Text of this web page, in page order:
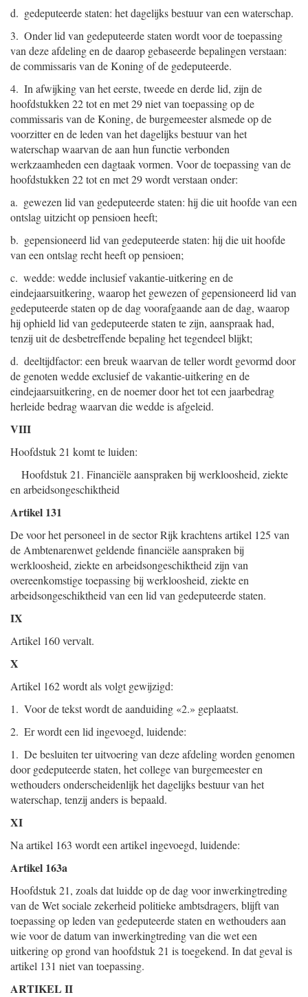
d. gedeputeerde staten: het dagelijks bestuur van een waterschap.
3. Onder lid van gedeputeerde staten wordt voor de toepassing
van deze afdeling en de daarop gebaseerde bepalingen verstaan:
de commissaris van de Koning of de gedeputeerde.
4. In afwijking van het eerste, tweede en derde lid, zijn de
hoofdstukken 22 tot en met 29 niet van toepassing op de
commissaris van de Koning, de burgemeester alsmede op de
voorzitter en de leden van het dagelijks bestuur van het
waterschap waarvan de aan hun functie verbonden
werkzaamheden een dagtaak vormen. Voor de toepassing van de
hoofdstukken 22 tot en met 29 wordt verstaan onder:
a. gewezen lid van gedeputeerde staten: hij die uit hoofde van een
ontslag uitzicht op pensioen heeft;
b. gepensioneerd lid van gedeputeerde staten: hij die uit hoofde
van een ontslag recht heeft op pensioen;
c. wedde: wedde inclusief vakantie-uitkering en de
eindejaarsuitkering, waarop het gewezen of gepensioneerd lid van
gedeputeerde staten op de dag voorafgaande aan de dag, waarop
hij ophield lid van gedeputeerde staten te zijn, aanspraak had,
tenzij uit de desbetreffende bepaling het tegendeel blijkt;
d. deeltijdfactor: een breuk waarvan de teller wordt gevormd door
de genoten wedde exclusief de vakantie-uitkering en de
eindejaarsuitkering, en de noemer door het tot een jaarbedrag
herleide bedrag waarvan die wedde is afgeleid.
VIII
Hoofdstuk 21 komt te luiden:
Hoofdstuk 21. Financiële aanspraken bij werkloosheid, ziekte
en arbeidsongeschiktheid
Artikel 131
De voor het personeel in de sector Rijk krachtens artikel 125 van
de Ambtenarenwet geldende financiële aanspraken bij
werkloosheid, ziekte en arbeidsongeschiktheid zijn van
overeenkomstige toepassing bij werkloosheid, ziekte en
arbeidsongeschiktheid van een lid van gedeputeerde staten.
IX
Artikel 160 vervalt.
X
Artikel 162 wordt als volgt gewijzigd:
1. Voor de tekst wordt de aanduiding «2.» geplaatst.
2. Er wordt een lid ingevoegd, luidende:
1. De besluiten ter uitvoering van deze afdeling worden genomen
door gedeputeerde staten, het college van burgemeester en
wethouders onderscheidenlijk het dagelijks bestuur van het
waterschap, tenzij anders is bepaald.
XI
Na artikel 163 wordt een artikel ingevoegd, luidende:
Artikel 163a
Hoofdstuk 21, zoals dat luidde op de dag voor inwerkingtreding
van de Wet sociale zekerheid politieke ambtsdragers, blijft van
toepassing op leden van gedeputeerde staten en wethouders aan
wie voor de datum van inwerkingtreding van die wet een
uitkering op grond van hoofdstuk 21 is toegekend. In dat geval is
artikel 131 niet van toepassing.
ARTIKEL II